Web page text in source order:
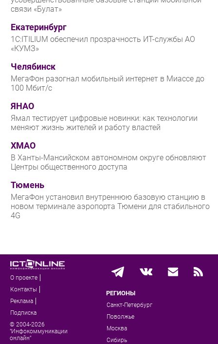
связи «Булат»
Екатеринбург
1С:ITILIUM обеспечил прозрачность ИТ-службы АО
«КУМЗ»
Челябинск
МегаФон разогнал мобильный интернет в Миассе до
100 Мбит/с
ЯНАО
Ямал тестирует цифровые новинки: как технологии
меняют жизнь жителей и работу властей
ХМАО
В Ханты-Мансийском автономном округе обновляют
Центры общественного доступа
Тюмень
МегаФон установил внутреннюю базовую станцию в
новом терминале аэропорта Тюмени для стабильного
4G
О проекте
Контакты
Реклама
Подписка
© 2004-2026
"Инфокоммуникации
онлайн"
РЕГИОНЫ
Санкт-Петербург
Поволжье
Москва
Сибирь